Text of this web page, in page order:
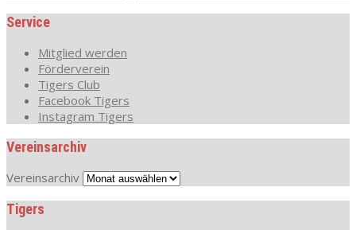
Service
Mitglied werden
Förderverein
Tigers Club
Facebook Tigers
Instagram Tigers
Vereinsarchiv
Vereinsarchiv
Tigers